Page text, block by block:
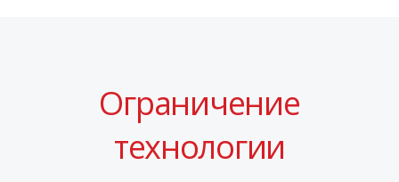
Ограничение
технологии